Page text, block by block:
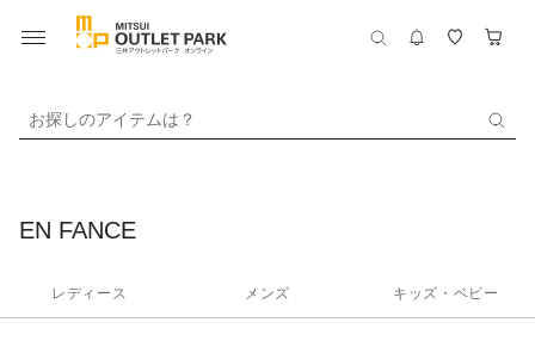
お探しのアイテムは？
EN FANCE
レディース メンズ キッズ・ベビー